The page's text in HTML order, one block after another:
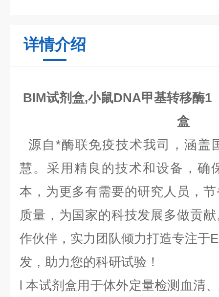
详情介绍
BIM试剂盒,小鼠DNA甲基转移酶1
盒
源自*酶联免疫技术我司，涵盖
慧。采用精良的技术和设备，确
本，为更多有需要的研究人员，
质量，为国家的科技发展多做贡
作伙伴，实力团队倾力打造专注于
发，助力您的科研试验！
l本试剂盒用于体外定量检测血清